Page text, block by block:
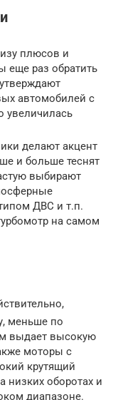
плюсов и
еще раз обратить
автомобилей с
увеличилась
делают акцент
и больше теснят
выбирают
ДВС и т.п.
на самом
меньше по
выдает высокую
моторы с
крутящий
низких оборотах и
диапазоне.